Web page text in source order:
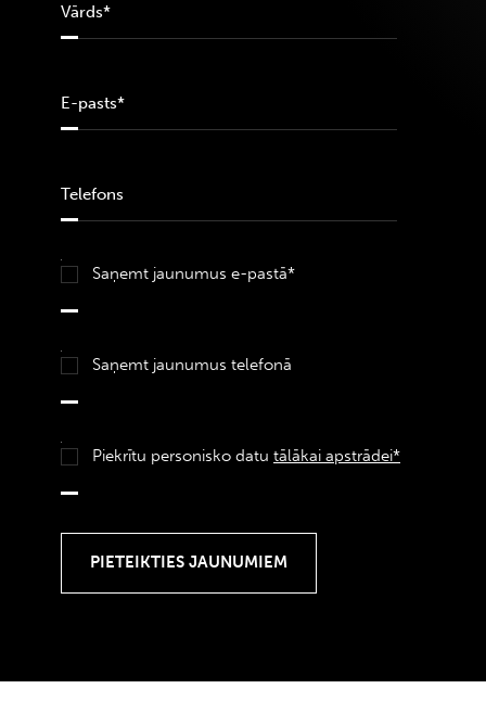
Saņemt jaunumus e-pastā*
Saņemt jaunumus telefonā
Piekrītu personisko datu tālākai apstrādei*